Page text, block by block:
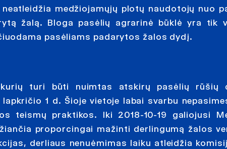
medžiojamųjų plotų naudotojų nuo
žalą. Bloga pasėlių agrarinė būklė yra tik
pasėliams padarytos žalos dydį.
turi būti nuimtas atskirų pasėlių rūšių
1 d. Šioje vietoje labai svarbu
teismų praktikos. Iki 2018-10-19 galiojusi
proporcingai mažinti derlingumą žalos
derliaus nenuėmimas laiku atleidžia